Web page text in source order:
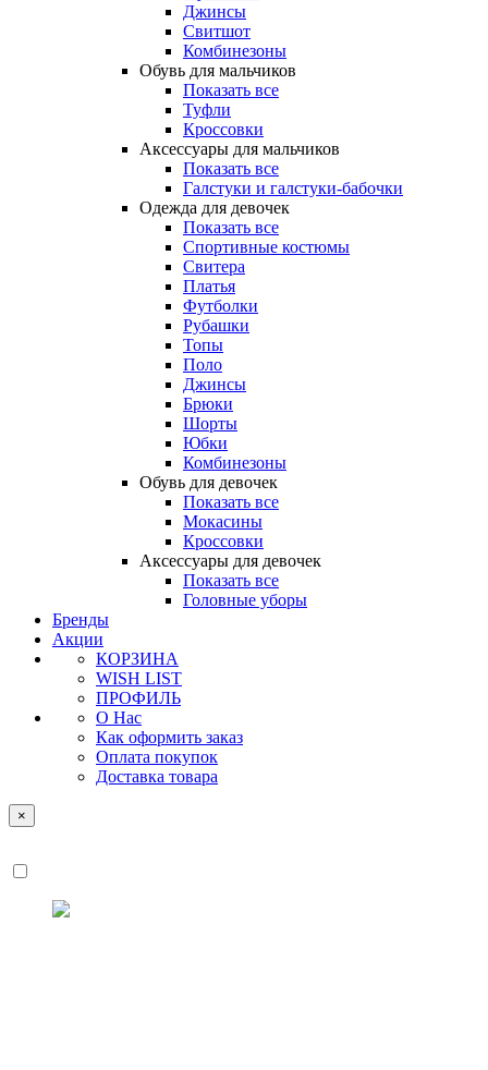
Джинсы
Свитшот
Комбинезоны
Обувь для мальчиков
Показать все
Туфли
Кроссовки
Аксессуары для мальчиков
Показать все
Галстуки и галстуки-бабочки
Одежда для девочек
Показать все
Спортивные костюмы
Свитера
Платья
Футболки
Рубашки
Топы
Поло
Джинсы
Брюки
Шорты
Юбки
Комбинезоны
Обувь для девочек
Показать все
Мокасины
Кроссовки
Аксессуары для девочек
Показать все
Головные уборы
Бренды
Акции
КОРЗИНА
WISH LIST
ПРОФИЛЬ
О Нас
Как оформить заказ
Оплата покупок
Доставка товара
×